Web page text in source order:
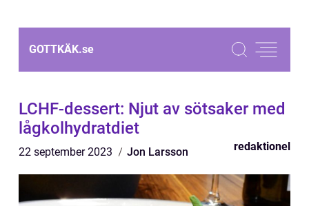
GOTTKÄK.se
LCHF-dessert: Njut av sötsaker med
lågkolhydratdiet
22 september 2023 Jon Larsson redaktionel